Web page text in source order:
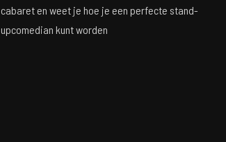
cabaret en weet je hoe je een perfecte stand-
upcomedian kunt worden